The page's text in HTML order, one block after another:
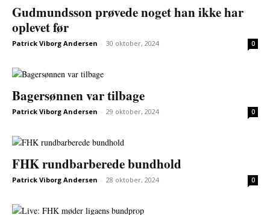
Gudmundsson prøvede noget han ikke har
oplevet før
Patrick Viborg Andersen - 30 oktober, 2024 0
Bagersønnen var tilbage
Patrick Viborg Andersen - 29 oktober, 2024 0
FHK rundbarberede bundhold
Patrick Viborg Andersen - 28 oktober, 2024 0